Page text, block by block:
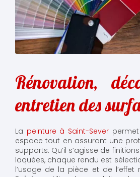
Rénovation,
entretien des
La peinture à Saint-Sever
espace tout en assurant une
supports. Qu’il s’agisse de
laquées, chaque rendu est
l’usage de la pièce et de l’effet